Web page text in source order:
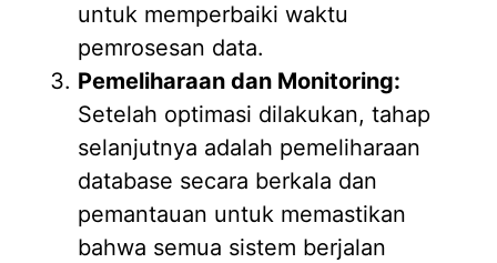
untuk memperbaiki waktu
pemrosesan data.
Pemeliharaan dan Monitoring:
Setelah optimasi dilakukan, tahap
selanjutnya adalah pemeliharaan
database secara berkala dan
pemantauan untuk memastikan
bahwa semua sistem berjalan